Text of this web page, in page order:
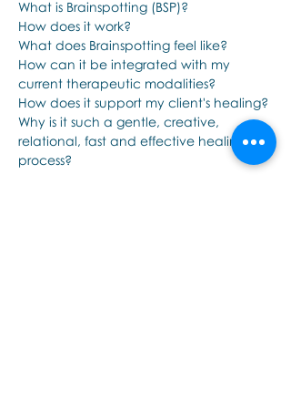
What is Brainspotting (BSP)?
How does it work?
What does Brainspotting feel like?
How can it be integrated with my
current therapeutic modalities?
How does it support my client's healing?
Why is it such a gentle, creative,
relational, fast and effective healing
process?